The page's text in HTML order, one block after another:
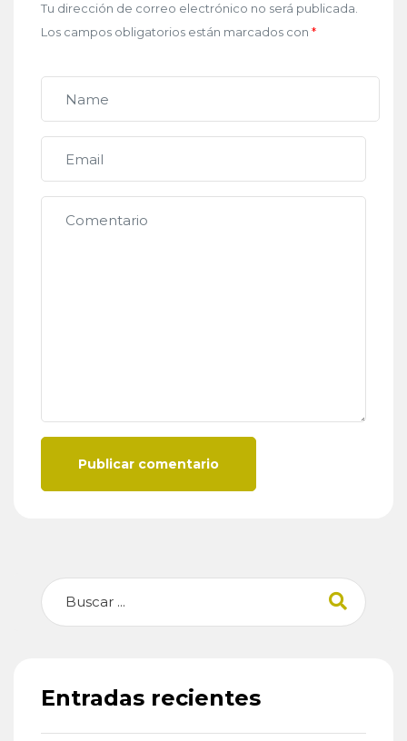
Tu dirección de correo electrónico no será publicada.
Los campos obligatorios están marcados con *
Publicar comentario
Buscar
Entradas recientes